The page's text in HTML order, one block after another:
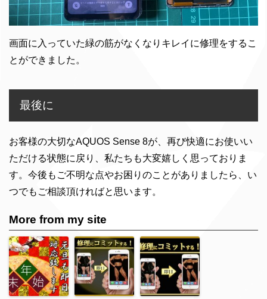
画面に入っていた緑の筋がなくなりキレイに修理をするこ
とができました。
最後に
お客様の大切なAQUOS Sense 8が、再び快適にお使いい
ただける状態に戻り、私たちも大変嬉しく思っておりま
す。今後もご不明な点やお困りのことがありましたら、い
つでもご相談頂ければと思います。
More from my site